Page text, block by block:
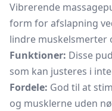
Vibrerende
form for afslapning
lindre muskelsmerter
Funktioner: Disse
som kan justeres i
Fordele: God til at
og musklerne uden